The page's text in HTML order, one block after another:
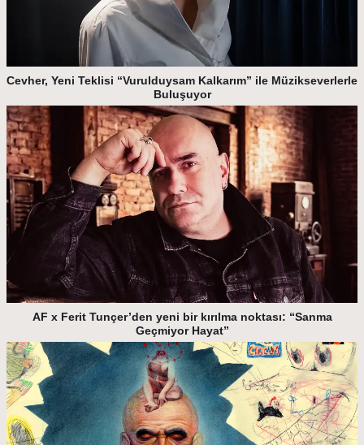
Cevher, Yeni Teklisi “Vurulduysam Kalkarım” ile Müzikseverlerle
Buluşuyor
AF x Ferit Tunçer’den yeni bir kırılma noktası: “Sanma
Geçmiyor Hayat”